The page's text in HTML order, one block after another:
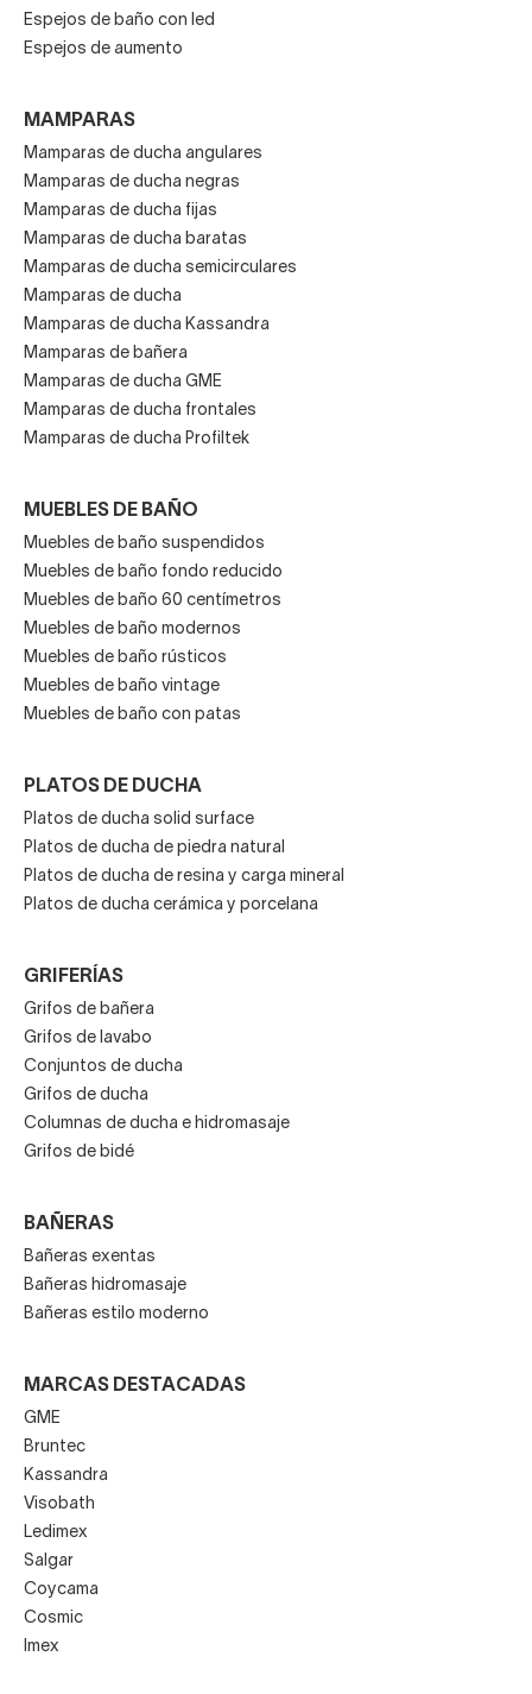
Espejos de baño con led
Espejos de aumento
MAMPARAS
Mamparas de ducha angulares
Mamparas de ducha negras
Mamparas de ducha fijas
Mamparas de ducha baratas
Mamparas de ducha semicirculares
Mamparas de ducha
Mamparas de ducha Kassandra
Mamparas de bañera
Mamparas de ducha GME
Mamparas de ducha frontales
Mamparas de ducha Profiltek
MUEBLES DE BAÑO
Muebles de baño suspendidos
Muebles de baño fondo reducido
Muebles de baño 60 centímetros
Muebles de baño modernos
Muebles de baño rústicos
Muebles de baño vintage
Muebles de baño con patas
PLATOS DE DUCHA
Platos de ducha solid surface
Platos de ducha de piedra natural
Platos de ducha de resina y carga mineral
Platos de ducha cerámica y porcelana
GRIFERÍAS
Grifos de bañera
Grifos de lavabo
Conjuntos de ducha
Grifos de ducha
Columnas de ducha e hidromasaje
Grifos de bidé
BAÑERAS
Bañeras exentas
Bañeras hidromasaje
Bañeras estilo moderno
MARCAS DESTACADAS
GME
Bruntec
Kassandra
Visobath
Ledimex
Salgar
Coycama
Cosmic
Imex